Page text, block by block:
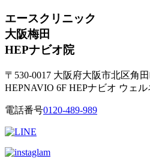
エースクリニック
大阪梅田
HEPナビオ院
〒530-0017 大阪府大阪市北区角
HEPNAVIO 6F HEPナビオ ウェ
電話番号0120-489-989